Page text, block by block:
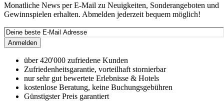
Monatliche News per E-Mail zu Neuigkeiten, Sonderangeboten und
Gewinnspielen erhalten. Abmelden jederzeit bequem möglich!
Anmelden
über 420'000 zufriedene Kunden
Zufriedenheitsgarantie, vorteilhaft stornierbar
nur sehr gut bewertete Erlebnisse & Hotels
kostenlose Beratung, keine Buchungsgebühren
Günstigster Preis garantiert